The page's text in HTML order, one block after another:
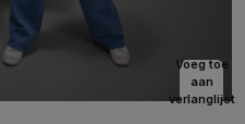
Voeg toe
aan
verlanglijst